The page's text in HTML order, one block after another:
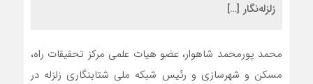
زلزله‌نگار […]
محمد پورمحمد شاهوار، عضو هیات علمی مرکز تحقیقات راه،
مسکن و شهرسازی و رئیس شبکه ملی شتابنگاری زلزله در